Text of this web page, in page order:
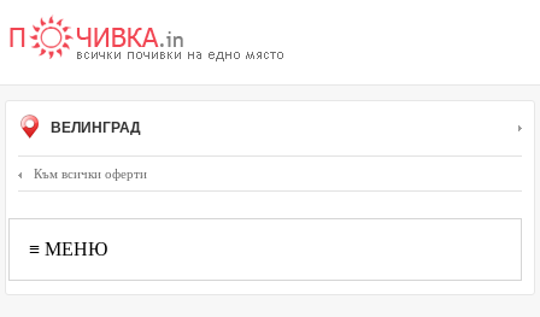
ВЕЛИНГРАД
Към всички оферти
≡ МЕНЮ